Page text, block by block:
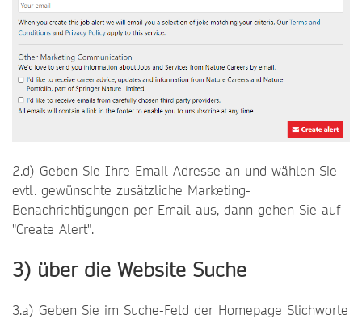
2.d) Geben Sie Ihre Email-Adresse an und wählen Sie
evtl. gewünschte zusätzliche Marketing-
Benachrichtigungen per Email aus, dann gehen Sie auf
"Create Alert".
3) über die Website Suche
3.a) Geben Sie im Suche-Feld der Homepage Stichworte